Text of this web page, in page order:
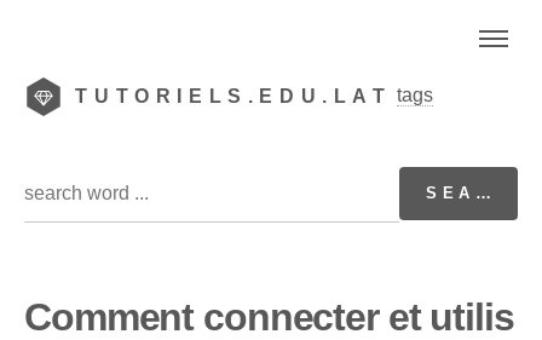
TUTORIELS.EDU.LAT tags
Comment connecter et utilis